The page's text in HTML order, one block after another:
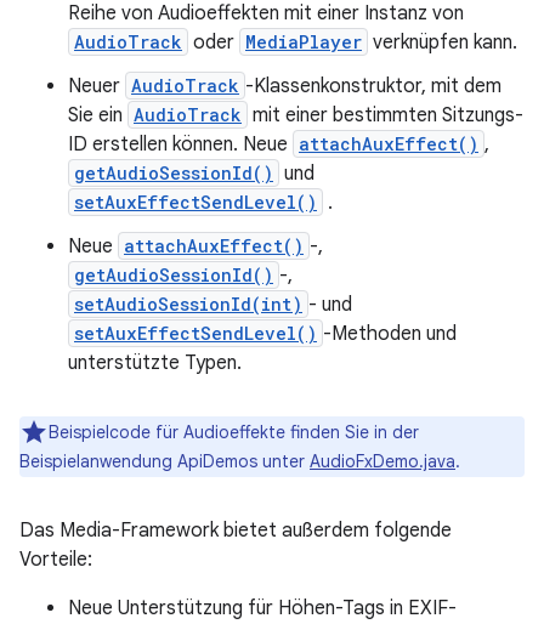
Reihe von Audioeffekten mit einer Instanz von
AudioTrack oder MediaPlayer verknüpfen kann.
Neuer AudioTrack -Klassenkonstruktor, mit dem
Sie ein AudioTrack mit einer bestimmten Sitzungs-
ID erstellen können. Neue attachAuxEffect() ,
getAudioSessionId() und
setAuxEffectSendLevel()
.
Neue attachAuxEffect() -,
getAudioSessionId() -,
setAudioSessionId(int) - und
setAuxEffectSendLevel() -Methoden und
unterstützte Typen.
Beispielcode für Audioeffekte finden Sie in der
Beispielanwendung ApiDemos unter AudioFxDemo.java.
Das Media-Framework bietet außerdem folgende
Vorteile:
Neue Unterstützung für Höhen-Tags in EXIF-